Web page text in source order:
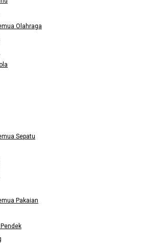
Olahraga
Sepatu
Pakaian